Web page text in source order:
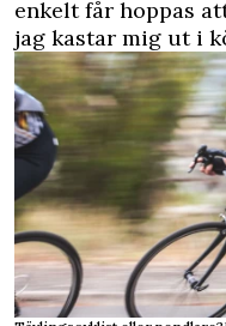
enkelt får hoppas
jag kastar mig ut i